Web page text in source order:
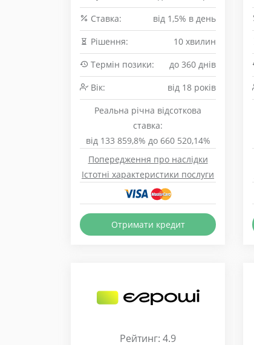
Cтавка:
від 1,5% в день
Рішення:
10 хвилин
Термін позики:
до 360 днів
Вік:
від 18 років
Реальна річна відсоткова
ставка:
від 133 859,8% до 660 520,14%
Попередження про наслідки
Істотні характеристики послуги
Отримати кредит
Рейтинг: 4.9